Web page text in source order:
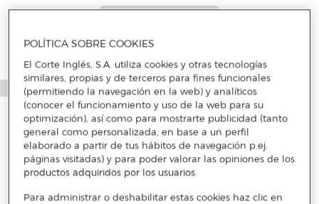
POLÍTICA SOBRE COOKIES
El Corte Inglés, S.A. utiliza cookies y otras tecnologías
similares, propias y de terceros para fines funcionales
(permitiendo la navegación en la web) y analíticos
(conocer el funcionamiento y uso de la web para su
optimización), así como para mostrarte publicidad (tanto
general como personalizada, en base a un perfil
elaborado a partir de tus hábitos de navegación p.ej.
páginas visitadas) y para poder valorar las opiniones de los
productos adquiridos por los usuarios.
Para administrar o deshabilitar estas cookies haz clic en